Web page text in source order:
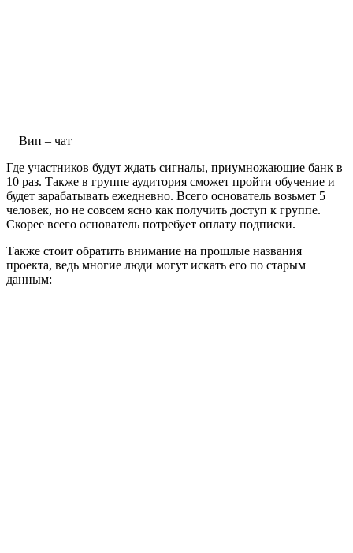
Вип – чат
Где участников будут ждать сигналы, приумножающие банк в
10 раз. Также в группе аудитория сможет пройти обучение и
будет зарабатывать ежедневно. Всего основатель возьмет 5
человек, но не совсем ясно как получить доступ к группе.
Скорее всего основатель потребует оплату подписки.
Также стоит обратить внимание на прошлые названия
проекта, ведь многие люди могут искать его по старым
данным: